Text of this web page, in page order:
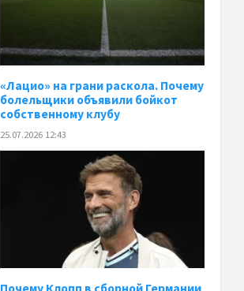
«Лацио» на грани раскола. Почему
болельщики объявили бойкот
собственному клубу
25.07.2026 12:43